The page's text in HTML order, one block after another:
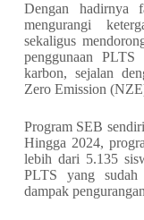
Dengan hadirnya
mengurangi
sekaligus
penggunaan PLTS
karbon, sejalan
Zero Emission
Program SEB
Hingga 2024,
lebih dari 5.135
PLTS yang sudah
dampak